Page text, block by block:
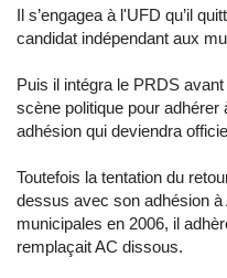
Il s’engagea à l'UFD qu’il
candidat indépendant aux
Puis il intégra le PRDS
scène politique pour
adhésion qui deviendra
Toutefois la tentation du
dessus avec son adhésion
municipales en 2006, il
remplaçait AC dissous.